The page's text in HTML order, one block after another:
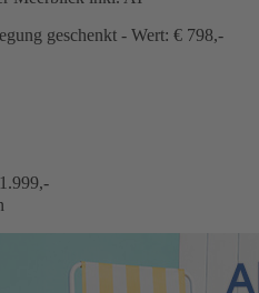
geschenkt - Wert: € 798,-
1.999,-